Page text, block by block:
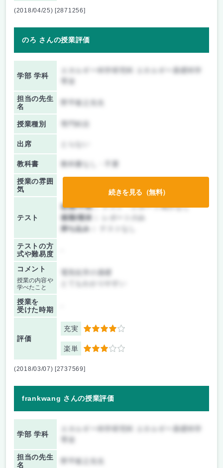
(2018/04/25) [2871256]
のろ さんの授業評価
学部 学科
担当の先生
名
野平俊之先生
授業種別
出席
教科書 教科書なし・不要
授業の雰囲
気
テスト
前期/中間：テスト・レポート両方なし
後期/期末：
持ち込み：
テストの方
式や難易度
コメント
授業の内容や
学べたこと
授業を
受けた時期
評価
充実 4
楽単 3
続きを見る（無料）
(2018/03/07) [2737569]
frankwang さんの授業評価
学部 学科
担当の先生
名
野平俊之先生